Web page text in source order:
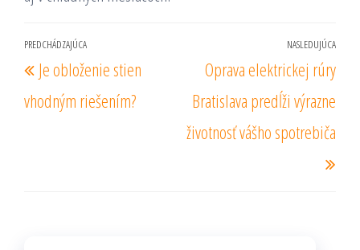
Navigácia
v
článku
Predchádzajúci
príspevok
PREDCHÁDZAJÚCA
Je obloženie stien
vhodným riešením?
NASLEDUJÚCA
Oprava elektrickej rúry
Bratislava predĺži výrazne
životnosť vášho spotrebiča